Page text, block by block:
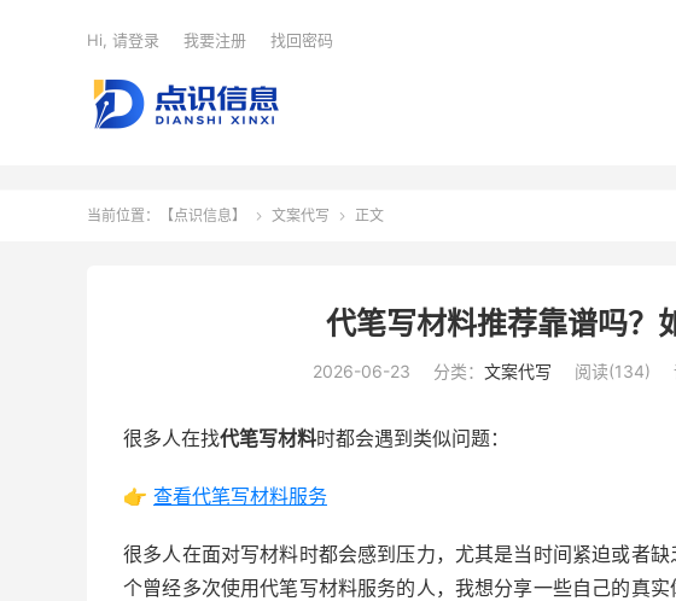
Hi, 请登录 我要注册 找回密码
当前位置： 【点识信息】  文案代写  正文
代笔写材料推荐靠谱吗？
2026-06-23 分类： 文案代写 阅读(134)
很多人在找代笔写材料时都会遇到类似问题：
👉 查看代笔写材料服务
很多人在面对写材料时都会感到压力，尤其是当时间紧迫或者
个曾经多次使用代笔写材料服务的人，我想分享一些自己的真